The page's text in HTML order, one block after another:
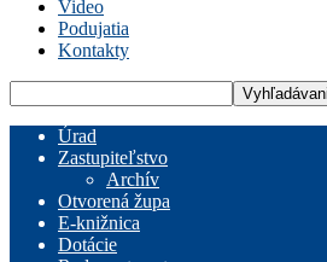
Video
Podujatia
Kontakty
Úrad
Zastupiteľstvo
Archív
Otvorená župa
E-knižnica
Dotácie